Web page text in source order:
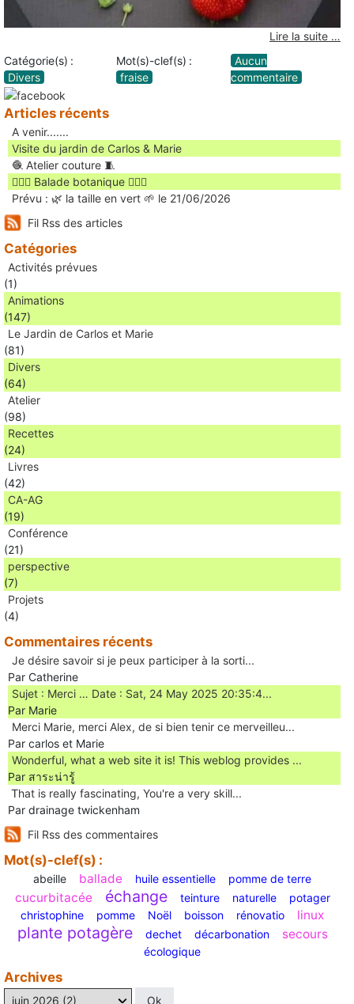
Lire la suite …
Catégorie(s) :
Divers
Mot(s)-clef(s) :
fraise
Aucun
commentaire
Articles récents
A venir.......
Visite du jardin de Carlos & Marie
🧶 Atelier couture 🧵
🚶🏻‍♀️ Balade botanique 🚶🏻‍♂️
Prévu : 🌿 la taille en vert 🌱 le 21/06/2026
Fil Rss des articles
Catégories
Activités prévues
(1)
Animations
(147)
Le Jardin de Carlos et Marie
(81)
Divers
(64)
Atelier
(98)
Recettes
(24)
Livres
(42)
CA-AG
(19)
Conférence
(21)
perspective
(7)
Projets
(4)
Commentaires récents
Je désire savoir si je peux participer à la sorti...
Par Catherine
Sujet : Merci … Date : Sat, 24 May 2025 20:35:4...
Par Marie
Merci Marie, merci Alex, de si bien tenir ce merveilleu...
Par carlos et Marie
Wonderful, what a web site it is! This weblog provides ...
Par สาระน่ารู้
Ꭲhat is really fascinating, You'rе a very skill...
Par drainage twickenham
Fil Rss des commentaires
Mot(s)-clef(s) :
abeille ballade huile essentielle pomme de terre
cucurbitacée échange teinture naturelle
potager
christophine
pomme Noël boisson rénovatio linux
plante potagère dechet décarbonation secours
écologique
Archives